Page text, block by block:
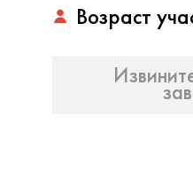
Возраст